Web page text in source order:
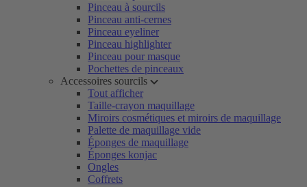
Pinceau à sourcils
Pinceau anti-cernes
Pinceau eyeliner
Pinceau highlighter
Pinceau pour masque
Pochettes de pinceaux
Accessoires sourcils
Tout afficher
Taille-crayon maquillage
Miroirs cosmétiques et miroirs de maquillage
Palette de maquillage vide
Éponges de maquillage
Éponges konjac
Ongles
Coffrets